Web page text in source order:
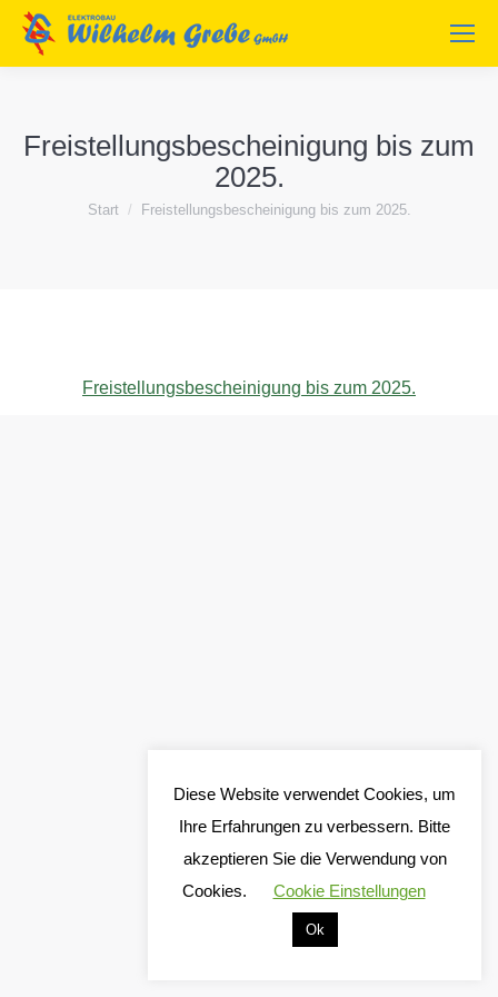
Freistellungsbescheinigung bis zum
2025.
Sie befinden sich hier:
Start Freistellungsbescheinigung bis zum 2025.
Freistellungsbescheinigung bis zum 2025.
Diese Website verwendet Cookies, um
Ihre Erfahrungen zu verbessern. Bitte
akzeptieren Sie die Verwendung von
Cookies.
Cookie Einstellungen
Ok